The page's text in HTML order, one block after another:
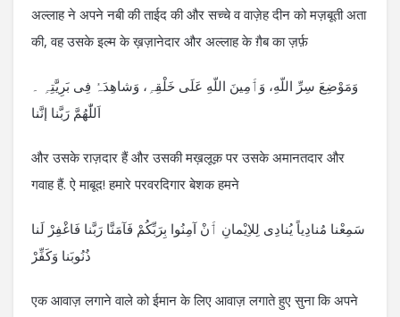
अल्लाह ने अपने नबी की ताईद की और सच्चे व वाज़ेह दीन को मज़बूती अता
की, वह उसके इल्म के ख़ज़ानेदार और अल्लाह के ग़ैब का ज़र्फ़
وَمَوْضِعَ سِرِّ اللّهِ، وَٲَمِینَ اللّهِ عَلَی خَلْقِہِ، وَشاھِدَہُ فِی بَرِیَّتِہِ ۔
اَللّٰھُمَّ رَبَّنا إنَّنا
और उसके राज़दार हैं और उसकी मख़लूक़ पर उसके अमानतदार और
गवाह हैं. ऐ माबूद! हमारे परवरदिगार बेशक हमने
سَمِعْنا مُنادِیاً یُنادِی لِلاِیْمانِ ٲَنْ آمِنُوا بِرَبِّکُمْ فَآمَنَّا رَبَّنا فَاغْفِرْ لَنا
ذُنُوبَنا وَکَفِّرْ
एक आवाज़ लगाने वाले को ईमान के लिए आवाज़ लगाते हुए सुना कि अपने